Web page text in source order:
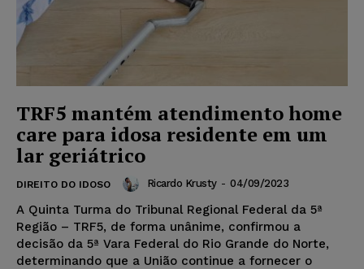
TRF5 mantém atendimento home
care para idosa residente em um
lar geriátrico
DIREITO DO IDOSO Ricardo Krusty - 04/09/2023
A Quinta Turma do Tribunal Regional Federal da 5ª
Região – TRF5, de forma unânime, confirmou a
decisão da 5ª Vara Federal do Rio Grande do Norte,
determinando que a União continue a fornecer o